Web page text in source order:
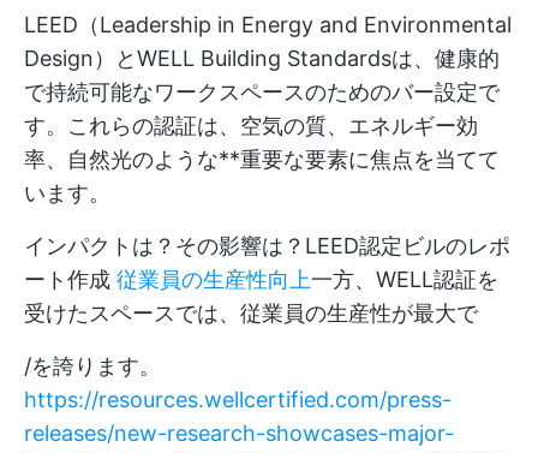
LEED（Leadership in Energy and Environmental
Design）とWELL Building Standardsは、健康的
で持続可能なワークスペースのためのバー設定で
す。これらの認証は、空気の質、エネルギー効
率、自然光のような**重要な要素に焦点を当てて
います。
インパクトは？その影響は？LEED認定ビルのレポ
ート作成 従業員の生産性向上一方、WELL認証を
受けたスペースでは、従業員の生産性が最大で
/を誇ります。
https://resources.wellcertified.com/press-
releases/new-research-showcases-major-